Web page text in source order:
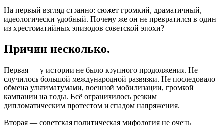
На первый взгляд странно: сюжет громкий, драматичный,
идеологически удобный. Почему же он не превратился в один
из хрестоматийных эпизодов советской эпохи?
Причин несколько.
Первая — у истории не было крупного продолжения. Не
случилось большой международной развязки. Не последовало
обмена ультиматумами, военной мобилизации, громкой
кампании на годы. Всё ограничилось резким
дипломатическим протестом и спадом напряжения.
Вторая — советская политическая мифология не очень